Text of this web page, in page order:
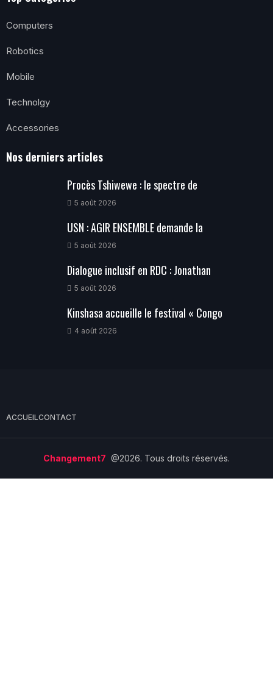
Computers
Robotics
Mobile
Technolgy
Accessories
Nos derniers articles
Procès Tshiwewe : le spectre de
5 août 2026
USN : AGIR ENSEMBLE demande la
5 août 2026
Dialogue inclusif en RDC : Jonathan
5 août 2026
Kinshasa accueille le festival « Congo
4 août 2026
ACCUEILCONTACT
Changement7 @2026. Tous droits réservés.